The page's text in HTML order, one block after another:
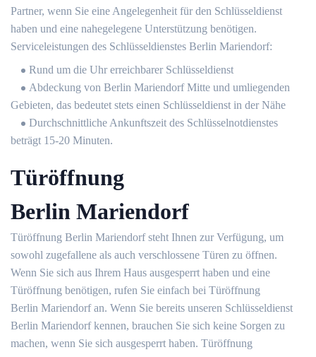
Partner, wenn Sie eine Angelegenheit für den Schlüsseldienst
haben und eine nahegelegene Unterstützung benötigen.
Serviceleistungen des Schlüsseldienstes Berlin Mariendorf:
Rund um die Uhr erreichbarer Schlüsseldienst
Abdeckung von Berlin Mariendorf Mitte und umliegenden
Gebieten, das bedeutet stets einen Schlüsseldienst in der Nähe
Durchschnittliche Ankunftszeit des Schlüsselnotdienstes
beträgt 15-20 Minuten.
Türöffnung
Berlin Mariendorf
Türöffnung Berlin Mariendorf steht Ihnen zur Verfügung, um
sowohl zugefallene als auch verschlossene Türen zu öffnen.
Wenn Sie sich aus Ihrem Haus ausgesperrt haben und eine
Türöffnung benötigen, rufen Sie einfach bei Türöffnung
Berlin Mariendorf an. Wenn Sie bereits unseren Schlüsseldienst
Berlin Mariendorf kennen, brauchen Sie sich keine Sorgen zu
machen, wenn Sie sich ausgesperrt haben. Türöffnung